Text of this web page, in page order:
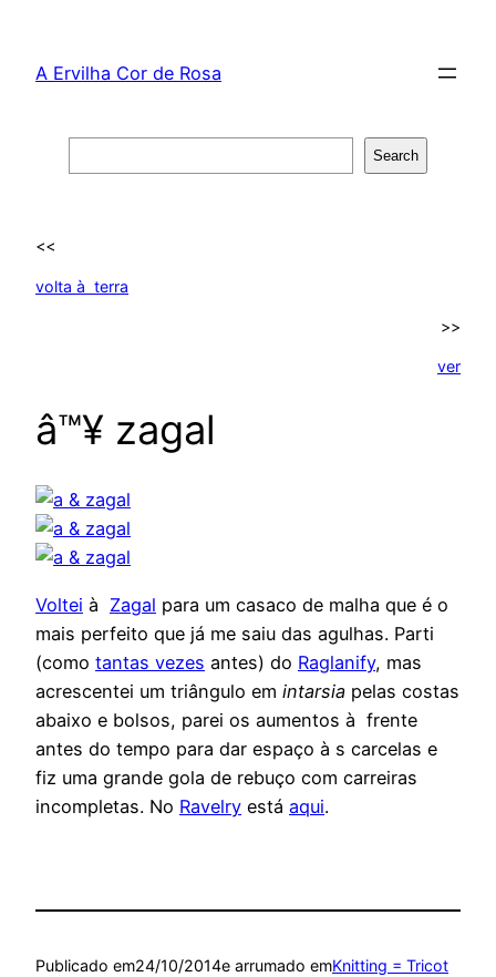
content
A Ervilha Cor de Rosa
Search
<<
volta à terra
>>
ver
â™¥ zagal
Voltei à Zagal para um casaco de malha que é o
mais perfeito que já me saiu das agulhas. Parti
(como tantas vezes antes) do Raglanify, mas
acrescentei um triângulo em intarsia pelas costas
abaixo e bolsos, parei os aumentos à frente
antes do tempo para dar espaço à s carcelas e
fiz uma grande gola de rebuço com carreiras
incompletas. No Ravelry está aqui.
Publicado em24/10/2014e arrumado emKnitting = Tricot